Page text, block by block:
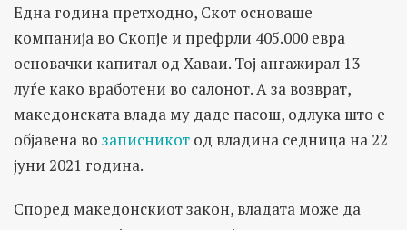
Една година претходно, Скот основаше
компанија во Скопје и префрли 405.000 евра
основачки капитал од Хаваи. Тој ангажирал 13
луѓе како вработени во салонот. А за возврат,
македонската влада му даде пасош, одлука што е
објавена во записникот од владина седница на 22
јуни 2021 година.
Според македонскиот закон, владата може да